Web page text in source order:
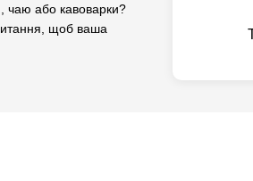
чаю або кавоварки?
щоб ваша